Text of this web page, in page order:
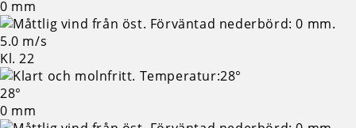
0 mm
5.0 m/s
Kl. 22
28°
0 mm